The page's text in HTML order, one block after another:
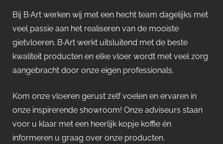
Bij B·Art werken wij met een hecht team dagelijks met
veel passie aan het realiseren van de mooiste
gietvloeren. B·Art werkt uitsluitend met de beste
kwaliteit producten en elke vloer wordt met veel zorg
aangebracht door onze eigen professionals.
Kom onze vloeren gerust zelf voelen en ervaren in
onze inspirerende showroom! Onze adviseurs staan
voor u klaar met een heerlijk kopje koffie én
informeren u graag over onze producten.